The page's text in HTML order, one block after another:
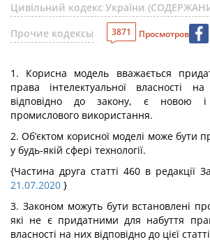
Цивільний кодекс України
Прочие кодексы
3871 Просмотров
1. Корисна модель вважається
права інтелектуальної власності
відповідно до закону, є новою
промислового використання.
2. Об’єктом корисної моделі може бути
у будь-якій сфері технології.
{Частина друга статті 460 в редакції
21.07.2020 }
3. Законом можуть бути встановлені
які не є придатними для набуття
власності на них відповідно до цієї